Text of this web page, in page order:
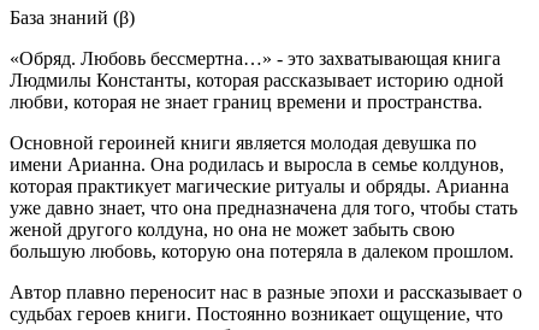
База знаний (β)
«Обряд. Любовь бессмертна…» - это захватывающая книга
Людмилы Константы, которая рассказывает историю одной
любви, которая не знает границ времени и пространства.
Основной героиней книги является молодая девушка по
имени Арианна. Она родилась и выросла в семье колдунов,
которая практикует магические ритуалы и обряды. Арианна
уже давно знает, что она предназначена для того, чтобы стать
женой другого колдуна, но она не может забыть свою
большую любовь, которую она потеряла в далеком прошлом.
Автор плавно переносит нас в разные эпохи и рассказывает о
судьбах героев книги. Постоянно возникает ощущение, что